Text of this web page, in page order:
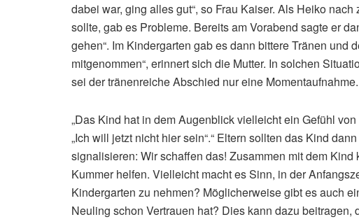
dabei war, ging alles gut“, so Frau Kaiser. Als Heiko
sollte, gab es Probleme. Bereits am Vorabend sagte er
gehen“. Im Kindergarten gab es dann bittere Tränen und
mitgenommen“, erinnert sich die Mutter. In solchen
sei der tränenreiche Abschied nur eine Momentaufnahme.
„Das Kind hat in dem Augenblick vielleicht ein Gefühl
„Ich will jetzt nicht hier sein“.“ Eltern sollten das Kind
signalisieren: Wir schaffen das! Zusammen mit dem
Kummer helfen. Vielleicht macht es Sinn, in der
Kindergarten zu nehmen? Möglicherweise gibt es auch
Neuling schon Vertrauen hat? Dies kann dazu